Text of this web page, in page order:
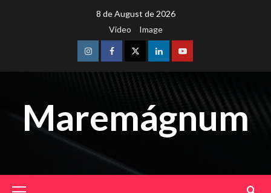
8 de August de 2026
Video
Image
InstagramFacebookTwitterLinkedinYoutube
Maremágnum